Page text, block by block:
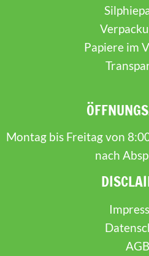
Papiere im
Montag bis Freitag von
nach
AGB